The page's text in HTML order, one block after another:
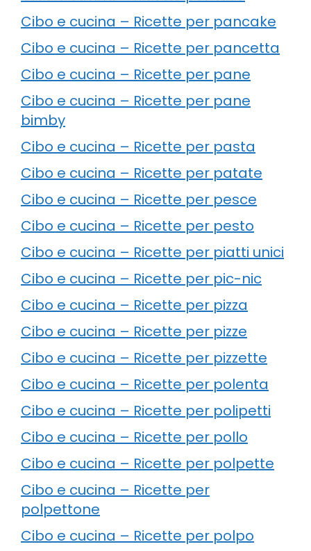
Cibo e cucina – Ricette per pancake
Cibo e cucina – Ricette per pancetta
Cibo e cucina – Ricette per pane
Cibo e cucina – Ricette per pane
bimby
Cibo e cucina – Ricette per pasta
Cibo e cucina – Ricette per patate
Cibo e cucina – Ricette per pesce
Cibo e cucina – Ricette per pesto
Cibo e cucina – Ricette per piatti unici
Cibo e cucina – Ricette per pic-nic
Cibo e cucina – Ricette per pizza
Cibo e cucina – Ricette per pizze
Cibo e cucina – Ricette per pizzette
Cibo e cucina – Ricette per polenta
Cibo e cucina – Ricette per polipetti
Cibo e cucina – Ricette per pollo
Cibo e cucina – Ricette per polpette
Cibo e cucina – Ricette per
polpettone
Cibo e cucina – Ricette per polpo